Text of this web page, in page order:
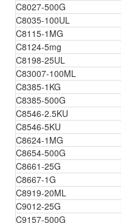
C8027-500G
C8035-100UL
C8115-1MG
C8124-5mg
C8198-25UL
C83007-100ML
C8385-1KG
C8385-500G
C8546-2.5KU
C8546-5KU
C8624-1MG
C8654-500G
C8661-25G
C8667-1G
C8919-20ML
C9012-25G
C9157-500G